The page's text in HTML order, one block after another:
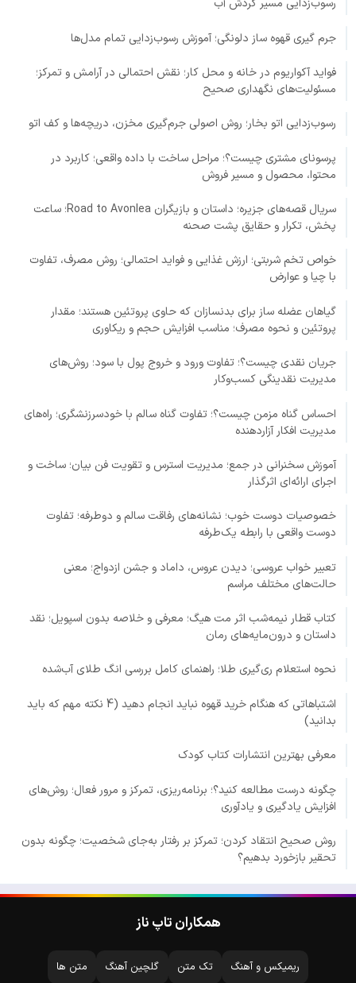
رسوب‌زدایی مسیر گردش آب
جرم گیری قهوه ساز دلونگی؛ آموزش رسوب‌زدایی تمام مدل‌ها
فواید آکواریوم در خانه و محل کار؛ نقش احتمالی در آرامش و تمرکز؛
مسئولیت‌های نگهداری صحیح
رسوب‌زدایی اتو بخار؛ روش اصولی جرم‌گیری مخزن، دریچه‌ها و کف اتو
پرسونای مشتری چیست؟؛ مراحل ساخت با داده واقعی؛ کاربرد در
محتوا، محصول و مسیر فروش
سریال قصه‌های جزیره؛ داستان و بازیگران Road to Avonlea؛ ساعت
پخش، تکرار و حقایق پشت صحنه
خواص تخم شربتی؛ ارزش غذایی و فواید احتمالی؛ روش مصرف، تفاوت
با چیا و عوارض
گیاهان عضله ساز برای بدنسازان که حاوی پروتئین هستند؛ مقدار
پروتئین و نحوه مصرف؛ مناسب افزایش حجم و ریکاوری
جریان نقدی چیست؟؛ تفاوت ورود و خروج پول با سود؛ روش‌های
مدیریت نقدینگی کسب‌وکار
احساس گناه مزمن چیست؟؛ تفاوت گناه سالم با خودسرزنشگری؛ راه‌های
مدیریت افکار آزاردهنده
آموزش سخنرانی در جمع؛ مدیریت استرس و تقویت فن بیان؛ ساخت و
اجرای ارائه‌ای اثرگذار
خصوصیات دوست خوب؛ نشانه‌های رفاقت سالم و دوطرفه؛ تفاوت
دوست واقعی با رابطه یک‌طرفه
تعبیر خواب عروسی؛ دیدن عروس، داماد و جشن ازدواج؛ معنی
حالت‌های مختلف مراسم
کتاب قطار نیمه‌شب اثر مت هیگ؛ معرفی و خلاصه بدون اسپویل؛ نقد
داستان و درون‌مایه‌های رمان
نحوه استعلام ری‌گیری طلا؛ راهنمای کامل بررسی انگ طلای آب‌شده
اشتباهاتی که هنگام خرید قهوه نباید انجام دهید (4 نکته مهم که باید
بدانید)
معرفی بهترین انتشارات کتاب کودک
چگونه درست مطالعه کنید؟؛ برنامه‌ریزی، تمرکز و مرور فعال؛ روش‌های
افزایش یادگیری و یادآوری
روش صحیح انتقاد کردن؛ تمرکز بر رفتار به‌جای شخصیت؛ چگونه بدون
تحقیر بازخورد بدهیم؟
همکاران تاپ ناز
ریمیکس و آهنگ تک متن گلچین آهنگ متن ها